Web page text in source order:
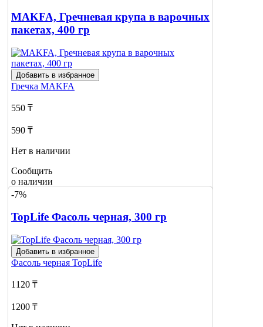
MAKFA, Гречневая крупа в варочных
пакетах, 400 гр
Добавить в избранное
Гречка MAKFA
550 ₸
590 ₸
Нет в наличии
Сообщить
о наличии
-7%
TopLife Фасоль черная, 300 гр
Добавить в избранное
Фасоль черная TopLife
1120 ₸
1200 ₸